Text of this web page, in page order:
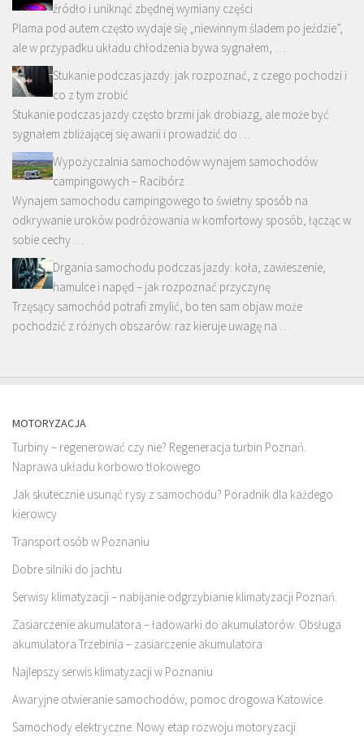
źródło i uniknąć zbędnej wymiany części
Plama pod autem często wydaje się „niewinnym śladem po jeździe”,
ale w przypadku układu chłodzenia bywa sygnałem, …
Stukanie podczas jazdy: jak rozpoznać, z czego pochodzi i
co z tym zrobić
Stukanie podczas jazdy często brzmi jak drobiazg, ale może być
sygnałem zbliżającej się awarii i prowadzić do …
Wypożyczalnia samochodów wynajem samochodów
campingowych – Racibórz
Wynajem samochodu campingowego to świetny sposób na
odkrywanie uroków podróżowania w komfortowy sposób, łącząc w
sobie cechy …
Drgania samochodu podczas jazdy: koła, zawieszenie,
hamulce i napęd – jak rozpoznać przyczynę
Trzęsący samochód potrafi zmylić, bo ten sam objaw może
pochodzić z różnych obszarów: raz kieruje uwagę na …
MOTORYZACJA
Turbiny – regenerować czy nie? Regeneracja turbin Poznań.
Naprawa układu korbowo tłokowego
Jak skutecznie usunąć rysy z samochodu? Poradnik dla każdego
kierowcy
Transport osób w Poznaniu
Dobre silniki do jachtu
Serwisy klimatyzacji – nabijanie odgrzybianie klimatyzacji Poznań.
Zasiarczenie akumulatora – ładowarki do akumulatorów. Obsługa
akumulatora Trzebinia – zasiarczenie akumulatora
Najlepszy serwis klimatyzacji w Poznaniu
Awaryjne otwieranie samochodów, pomoc drogowa Katowice
Samochody elektryczne. Nowy etap rozwoju motoryzacji